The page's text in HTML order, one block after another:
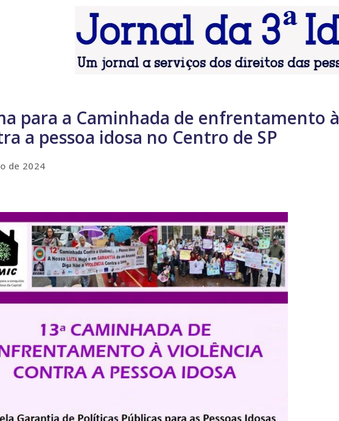
para a Caminhada de enfrentamento à
a pessoa idosa no Centro de SP
de 2024